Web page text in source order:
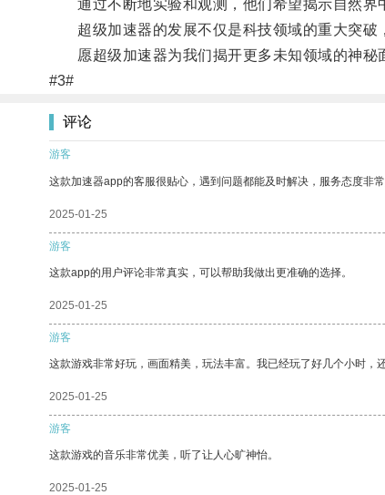
通过不断地实验和观测，他们希望揭示自然界
超级加速器的发展不仅是科技领域的重大突破
愿超级加速器为我们揭开更多未知领域的神秘
#3#
评论
游客
这款加速器app的客服很贴心，遇到问题都能及时解决，服务态度非常
2025-01-25
游客
这款app的用户评论非常真实，可以帮助我做出更准确的选择。
2025-01-25
游客
这款游戏非常好玩，画面精美，玩法丰富。我已经玩了好几个小时，
2025-01-25
游客
这款游戏的音乐非常优美，听了让人心旷神怡。
2025-01-25